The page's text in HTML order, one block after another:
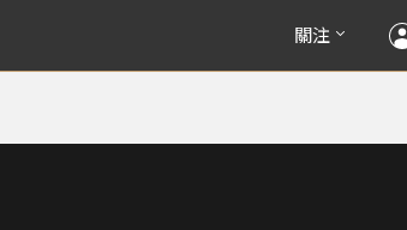
關注